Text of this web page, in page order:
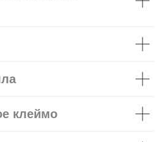
клеймо